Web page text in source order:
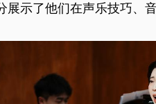
展示了他们在声乐技巧、